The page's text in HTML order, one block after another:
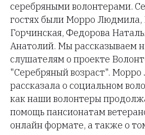
серебряными волонтерами.
гостях были Морро Людмила,
Горчинская, Федорова
Анатолий. Мы рассказываем
слушателям о проекте
"Серебряный возраст".
рассказала о социальном
как наши волонтеры
помощь пансионатам
онлайн формате, а также о